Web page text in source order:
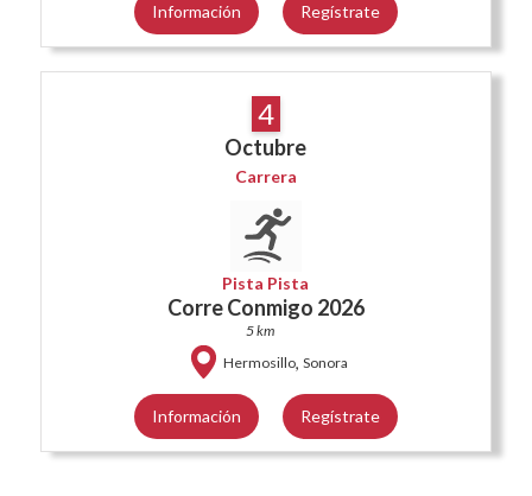
Información Regístrate
4
Octubre
Carrera
Pista Pista
Corre Conmigo 2026
5 km
Hermosillo, Sonora
Información Regístrate